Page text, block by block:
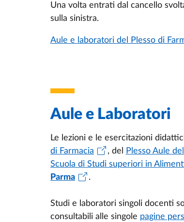
Una volta entrati dal cancello
sulla sinistra.
Aule e laboratori del Plesso di
Aule e Laboratori
Le lezioni e le esercitazioni
di Farmacia
, del Plesso Aule
Scuola di Studi superiori in
Parma
.
Studi e laboratori singoli docenti
consultabili alle singole pagine